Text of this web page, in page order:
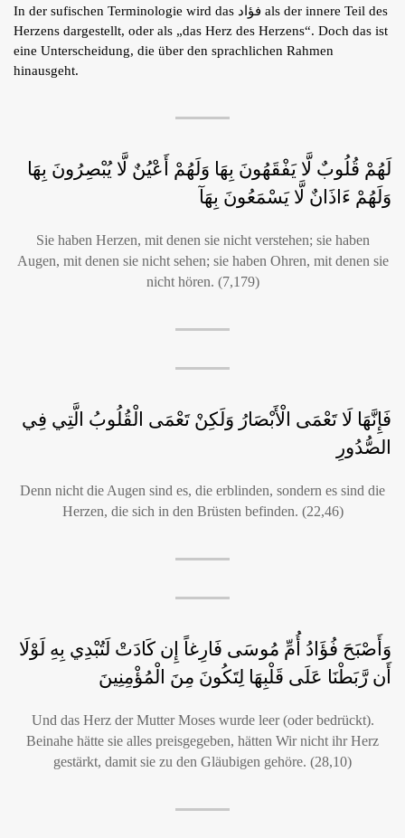
In der sufischen Terminologie wird das فؤاد als der innere Teil des
Herzens dargestellt, oder als „das Herz des Herzens“. Doch das ist
eine Unterscheidung, die über den sprachlichen Rahmen
hinausgeht.
لَهُمْ قُلُوبٌ لَّا يَفْقَهُونَ بِهَا وَلَهُمْ أَعْيُنٌ لَّا يُبْصِرُونَ بِهَا
وَلَهُمْ ءَاذَانٌ لَّا يَسْمَعُونَ بِهَآ
Sie haben Herzen, mit denen sie nicht verstehen; sie haben
Augen, mit denen sie nicht sehen; sie haben Ohren, mit denen sie
nicht hören. (7,179)
فَإِنَّهَا لَا تَعْمَى الْأَبْصَارُ وَلَكِنْ تَعْمَى الْقُلُوبُ الَّتِي فِي
الصُّدُورِ
Denn nicht die Augen sind es, die erblinden, sondern es sind die
Herzen, die sich in den Brüsten befinden. (22,46)
وَأَصْبَحَ فُؤَادُ أُمِّ مُوسَى فَارِغاً إِن كَادَتْ لَتُبْدِي بِهِ لَوْلَا
أَن رَّبَطْنَا عَلَى قَلْبِهَا لِتَكُونَ مِنَ الْمُؤْمِنِينَ
Und das Herz der Mutter Moses wurde leer (oder bedrückt).
Beinahe hätte sie alles preisgegeben, hätten Wir nicht ihr Herz
gestärkt, damit sie zu den Gläubigen gehöre. (28,10)